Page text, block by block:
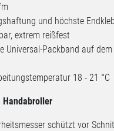
und höchste
extrem reißfest
Universal-Packband auf
18 - 21 °C
Handabroller
schützt vor